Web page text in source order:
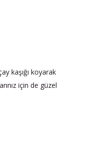
kaşığı koyarak
için de güzel